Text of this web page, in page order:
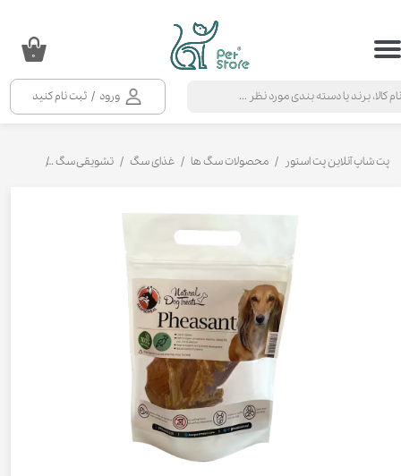
ورود / ثبت نام کنید
حساب کاربری من
خروج از حساب کاربری
۰
پت شاپ آنلاین پت استور محصولات سگ ها غذای سگ تشویقی سگ